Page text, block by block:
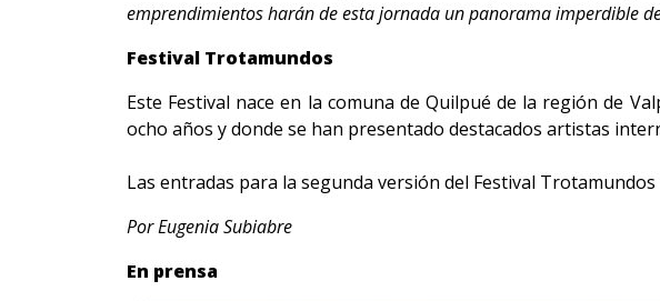
emprendimientos harán de esta jornada un panorama imperdible
Festival Trotamundos
Este Festival nace en la comuna de Quilpué de la región de
ocho años y donde se han presentado destacados artistas
Las entradas para la segunda versión del Festival
Por Eugenia Subiabre
En prensa